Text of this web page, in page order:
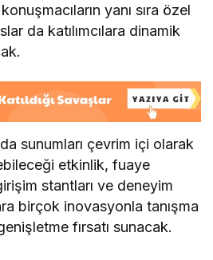
yanı sıra özel
da katılımcılara dinamik
da sunumları çevrim içi olarak
etkinlik, fuaye
stantları ve deneyim
birçok inovasyonla tanışma
fırsatı sunacak.